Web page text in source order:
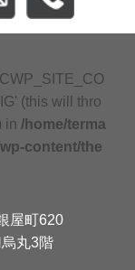
(this will thro
in /home/terma
content/the
屋町620
丸3階